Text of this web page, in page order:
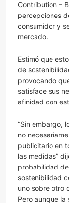
Contribution –
percepciones
consumidor y
mercado.
Estimó que
de
provocando
satisface sus
afinidad con
“Sin embargo,
no
publicitario en
las medidas”
probabilidad
sostenibilidad
uno sobre otro
Pero aunque